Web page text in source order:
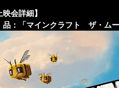
映会詳細】
品：「マインクラフト　ザ・ム